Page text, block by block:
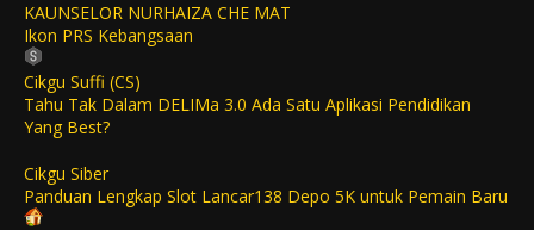
KAUNSELOR NURHAIZA CHE MAT
Ikon PRS Kebangsaan
Cikgu Suffi (CS)
Tahu Tak Dalam DELIMa 3.0 Ada Satu Aplikasi Pendidikan
Yang Best?
Cikgu Siber
Panduan Lengkap Slot Lancar138 Depo 5K untuk Pemain Baru